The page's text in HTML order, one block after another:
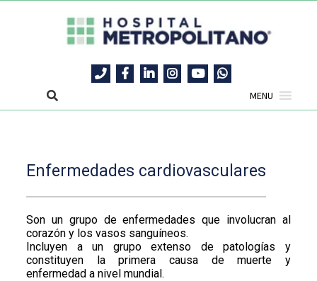
MENU
Enfermedades cardiovasculares
Son un grupo de enfermedades que involucran al
corazón y los vasos sanguíneos.
Incluyen a un grupo extenso de patologías y
constituyen la primera causa de muerte y
enfermedad a nivel mundial.